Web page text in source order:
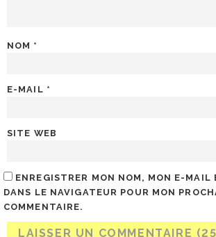
NOM *
E-MAIL *
SITE WEB
ENREGISTRER MON NOM, MON E-MAIL
DANS LE NAVIGATEUR POUR MON
COMMENTAIRE.